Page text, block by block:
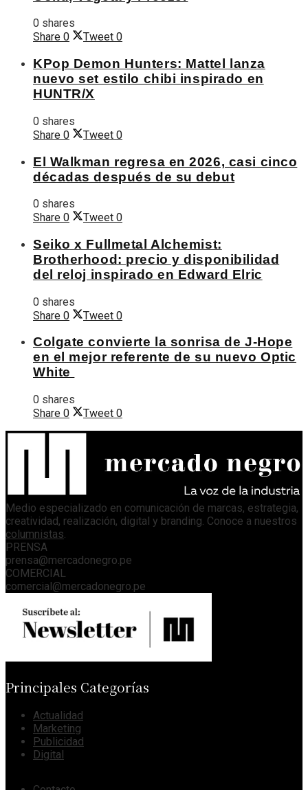
0 shares
Share 0 Tweet 0
KPop Demon Hunters: Mattel lanza
nuevo set estilo chibi inspirado en
HUNTR/X
0 shares
Share 0 Tweet 0
El Walkman regresa en 2026, casi cinco
décadas después de su debut
0 shares
Share 0 Tweet 0
Seiko x Fullmetal Alchemist:
Brotherhood: precio y disponibilidad
del reloj inspirado en Edward Elric
0 shares
Share 0 Tweet 0
Colgate convierte la sonrisa de J-Hope
en el mejor referente de su nuevo Optic
White
0 shares
Share 0 Tweet 0
Medio especializado en comunicación de marcas, estrategia,
creatividad, realización, digital y branding. Conoce a nuestros
columnistas.
PRENSA
prensa@mercadonegro.pe
COMERCIAL
comercial@mercadonegro.pe
Principales Categorías
Actualidad
Marketing
Publicidad
Digital